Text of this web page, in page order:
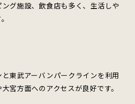
グ施設、飲食店も多く、生活しや
東武アーバンパークラインを利用
宮方面へのアクセスが良好です。